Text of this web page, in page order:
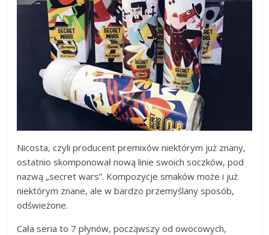
Nicosta, czyli producent premixów niektórym już znany,
ostatnio skomponował nową linie swoich soczków, pod
nazwą „secret wars”. Kompozycje smaków może i już
niektórym znane, ale w bardzo przemyślany sposób,
odświeżone.
Cała seria to 7 płynów, począwszy od owocowych,